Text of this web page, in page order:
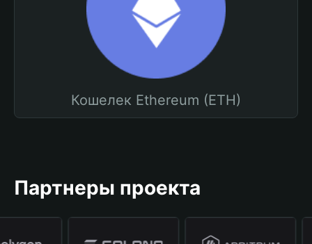
Кошелек Ethereum (ETH)
Партнеры проекта